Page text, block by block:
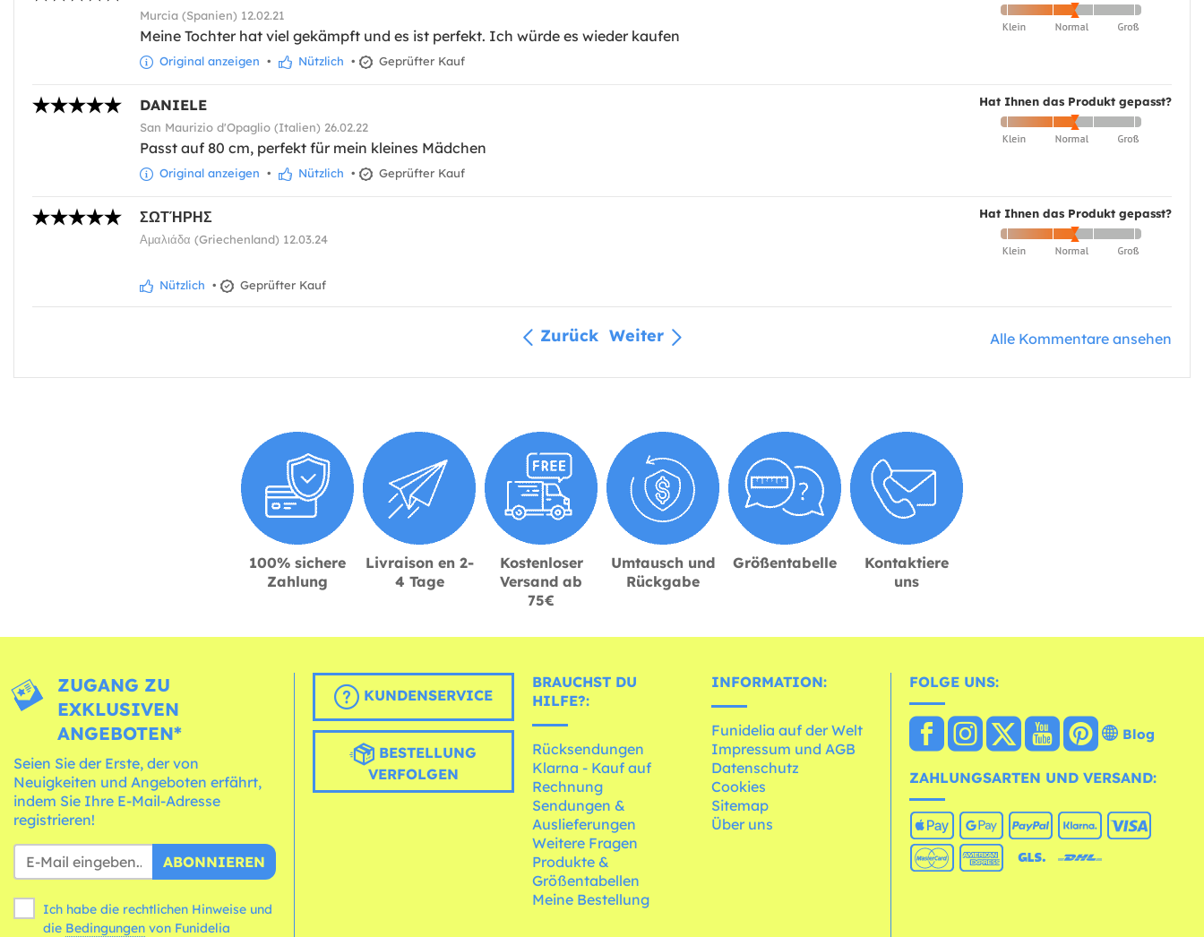
Murcia (Spanien) 12.02.21
Meine Tochter hat viel gekämpft und es ist perfekt. Ich würde es wieder kaufen
Original anzeigen • Nützlich • Geprüfter Kauf
Hat Ihnen das Produkt gepasst?
DANIELE
San Maurizio d'Opaglio (Italien) 26.02.22
Passt auf 80 cm, perfekt für mein kleines Mädchen
Original anzeigen • Nützlich • Geprüfter Kauf
Hat Ihnen das Produkt gepasst?
ΣΩΤΉΡΗΣ
Αμαλιάδα (Griechenland) 12.03.24
Nützlich • Geprüfter Kauf
Zurück Weiter Alle Kommentare ansehen
100% sichere
Zahlung
Livraison en 2-
4 Tage
Kostenloser
Versand ab
75€
Umtausch und
Rückgabe
Größentabelle
Kontaktiere
uns
ZUGANG ZU
EXKLUSIVEN
ANGEBOTEN*
Seien Sie der Erste, der von
Neuigkeiten und Angeboten erfährt,
indem Sie Ihre E-Mail-Adresse
registrieren!
ABONNIEREN
Ich habe die rechtlichen Hinweise und
die Bedingungen
KUNDENSERVICE
BESTELLUNG
VERFOLGEN
BRAUCHST DU
HILFE?:
Rücksendungen
Klarna - Kauf auf
Rechnung
Sendungen &
Auslieferungen
Weitere Fragen
Produkte &
Größentabellen
Meine Bestellung
INFORMATION:
Funidelia auf der Welt
Impressum und AGB
Datenschutz
Cookies
Sitemap
Über uns
FOLGE UNS:
Blog
ZAHLUNGSARTEN UND VERSAND: